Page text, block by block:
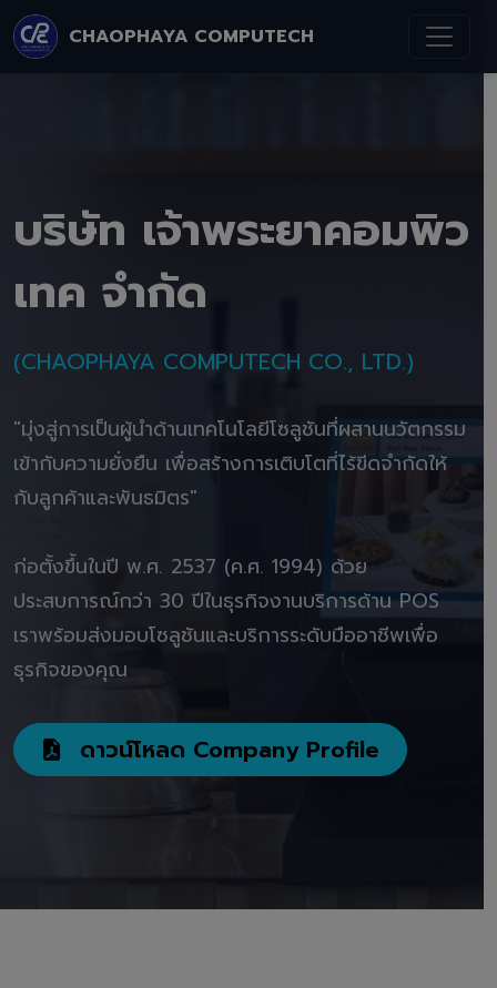
CHAOPHAYA COMPUTECH
บริษัท เจ้าพระยาคอมพิว
เทค จำกัด
(CHAOPHAYA COMPUTECH CO., LTD.)
"มุ่งสู่การเป็นผู้นำด้านเทคโนโลยีโซลูชันที่ผสานนวัตกรรม
เข้ากับความยั่งยืน เพื่อสร้างการเติบโตที่ไร้ขีดจำกัดให้
กับลูกค้าและพันธมิตร"
ก่อตั้งขึ้นในปี พ.ศ. 2537 (ค.ศ. 1994) ด้วย
ประสบการณ์กว่า 30 ปีในธุรกิจงานบริการด้าน POS
เราพร้อมส่งมอบโซลูชันและบริการระดับมืออาชีพเพื่อ
ธุรกิจของคุณ
ดาวน์โหลด Company Profile